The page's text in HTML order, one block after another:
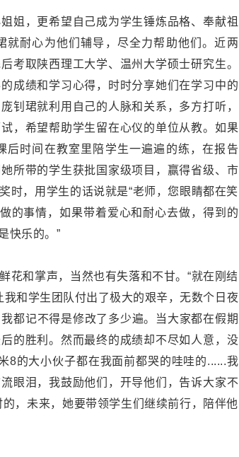
姐，更希望自己成为学生锤炼品格、奉献祖
就耐心为他们辅导，尽全力帮助他们。近两
考取陕西理工大学、温州大学硕士研究生。
成绩和学习心得，时时分享她们在学习中的
钊珺就利用自己的人脉和关系，多方打听，
，希望帮助学生留在心仪的单位从教。如果
后时间在教室里陪学生一遍遍的练，在报告
所带的学生获批国家级项目，赢得省级、市
时，用学生的话说就是“老师，您眼睛都在笑
的事情，如果带着爱心和耐心去做，得到的
快乐的。”
花和掌声，当然也有失落和不甘。“就在刚结
和学生团队付出了极大的艰辛，无数个日夜
都记不得是修改了多少遍。当大家都在假期
的胜利。然而最终的成绩却不尽如人意，没
8的大小伙子都在我面前都哭的哇哇的......我
眼泪，我鼓励他们，开导他们，告诉大家不
，未来，她要带领学生们继续前行，陪伴他